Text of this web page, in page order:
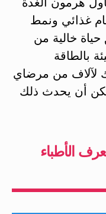
غذائي ونمط
خالية من
بالطاقة
لآلاف من مرضاي
أن يحدث ذلك
الأطباء